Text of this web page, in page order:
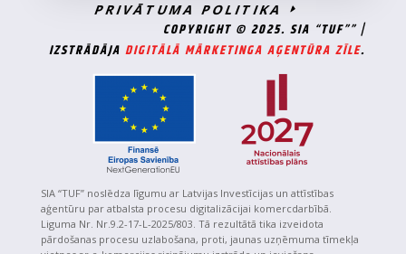
PRIVĀTUMA POLITIKA
COPYRIGHT © 2025. SIA “TUF”” |
IZSTRĀDĀJADIGITĀLĀ MĀRKETINGA AĢENTŪRA ZĪLE.
SIA “TUF” noslēdza līgumu ar Latvijas Investīcijas un attīstības
aģentūru par atbalsta procesu digitalizācijai komercdarbībā.
Liguma Nr. Nr.9.2-17-L-2025/803. Tā rezultātā tika izveidota
pārdošanas procesu uzlabošana, proti, jaunas uzņēmuma tīmekļa